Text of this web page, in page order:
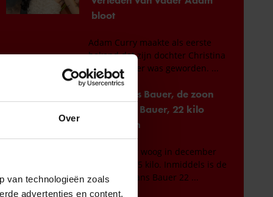
Over
van technologieën zoals
advertenties en content,